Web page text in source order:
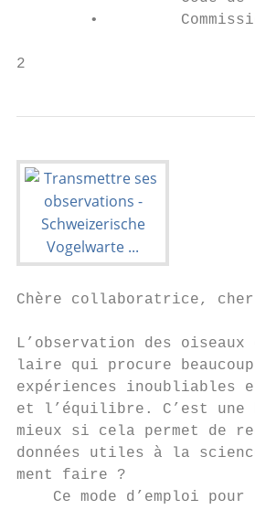
•
2
Chère collaboratrice,
L’observation des
laire qui procure
expériences
et l’équilibre. C’est une
mieux si cela permet de
données utiles à la
ment faire ?
Ce mode d’emploi pour